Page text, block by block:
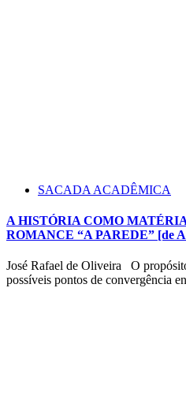
SACADA ACADÊMICA
A HISTÓRIA COMO
ROMANCE “A PAREDE” [de
José Rafael de Oliveira O
possíveis pontos de convergência